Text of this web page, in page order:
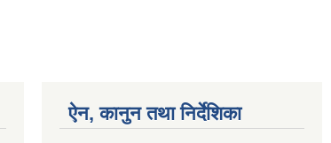
ऐन, कानुन तथा निर्देशिका